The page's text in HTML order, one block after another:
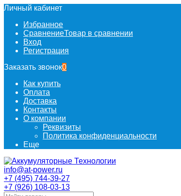
Личный кабинет
Избранное
СравнениеТовар в сравнении
Вход
Регистрация
Заказать звонок0
Как купить
Оплата
Доставка
Контакты
О компании
Реквизиты
Политика конфиденциальности
Еще
info@at-power.ru
+7 (495) 744-39-27
+7 (926) 108-03-13